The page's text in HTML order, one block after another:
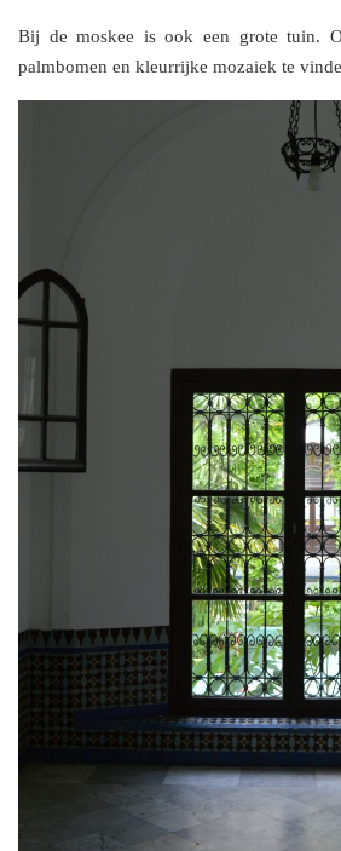
Bij de moskee is ook een grote tuin.
palmbomen en kleurrijke mozaiek te